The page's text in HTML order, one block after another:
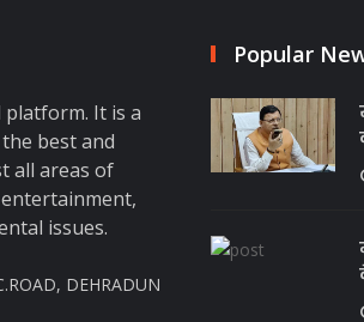
It is a
best and
all areas of
issues.
DEHRADUN
Popular